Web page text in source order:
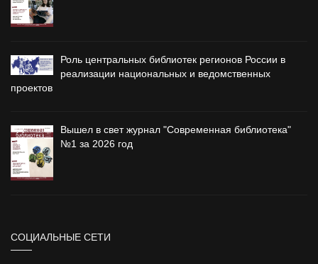
Роль центральных библиотек регионов России в
реализации национальных и ведомственных
проектов
Вышел в свет журнал "Современная библиотека"
№1 за 2026 год
СОЦИАЛЬНЫЕ СЕТИ